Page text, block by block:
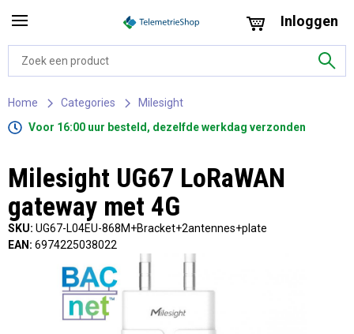
Inloggen
Home Categories
Milesight
Voor 16:00 uur besteld, dezelfde werkdag verzonden
Milesight UG67 LoRaWAN
gateway met 4G
SKU: UG67-L04EU-868M+Bracket+2antennes+plate
EAN: 6974225038022